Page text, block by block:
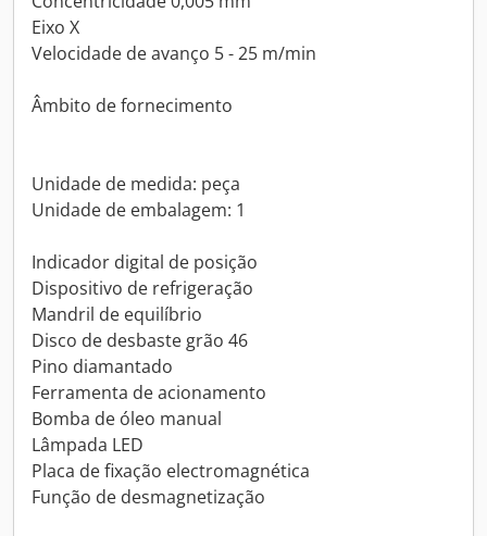
Eixo X
Velocidade de avanço 5 - 25 m/min
Âmbito de fornecimento
Unidade de medida: peça
Unidade de embalagem: 1
Indicador digital de posição
Dispositivo de refrigeração
Mandril de equilíbrio
Disco de desbaste grão 46
Pino diamantado
Ferramenta de acionamento
Bomba de óleo manual
Lâmpada LED
Placa de fixação electromagnética
Função de desmagnetização